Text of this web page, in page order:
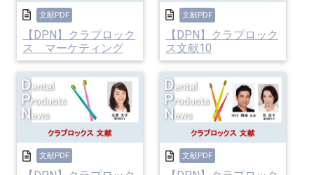
文献PDF
【DPN】クラプロック
ス マーケティング
文献PDF
【DPN】クラプロック
ス文献10
文献PDF 文献PDF